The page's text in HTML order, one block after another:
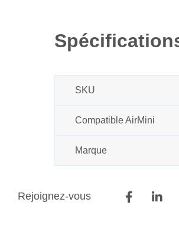
Galerie
SKU
Compatible AirMini
Marque
Rejoignez-vous